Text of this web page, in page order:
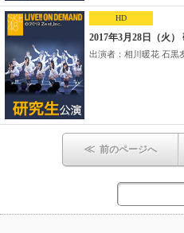
HD
2017年3月28日（火
出演者：相川暖花 石黒
≪ 前のページへ